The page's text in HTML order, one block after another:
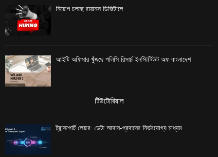
নিয়োগ চলছে রায়ানস ডিজিটালে
আইটি অফিসার খুঁজছে পলিসি রিসার্চ ইনস্টিটিউট অফ বাংলাদেশ
টিউটোরিয়াল
ট্রান্সপোর্ট লেয়ার: ডেটা আদান-প্রদানের নির্ভরযোগ্য মাধ্যম